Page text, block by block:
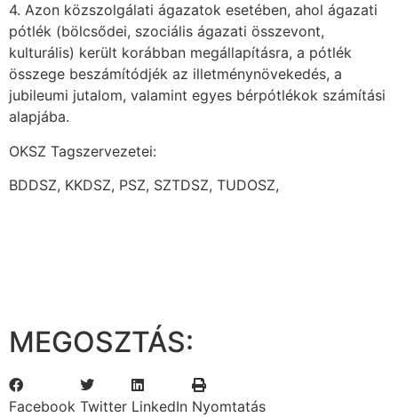
4. Azon közszolgálati ágazatok esetében, ahol ágazati
pótlék (bölcsődei, szociális ágazati összevont,
kulturális) került korábban megállapításra, a pótlék
összege beszámítódjék az illetménynövekedés, a
jubileumi jutalom, valamint egyes bérpótlékok számítási
alapjába.
OKSZ Tagszervezetei:
BDDSZ, KKDSZ, PSZ, SZTDSZ, TUDOSZ,
MEGOSZTÁS:
Facebook Twitter LinkedIn Nyomtatás